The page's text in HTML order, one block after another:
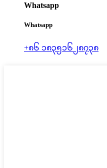
Whatsapp
Whatsapp
+၈၆ ၁၈၃၅၁၆၂၈၇၃၈